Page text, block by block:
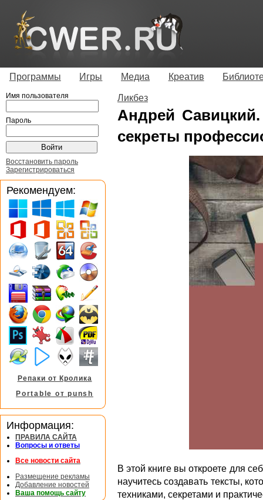
Программы Игры Медиа Креатив
Ликбез
Андрей
секреты
В этой книге вы откроете для
научитесь создавать тексты,
техниками, секретами и
Имя пользователя
Пароль
Восстановить пароль
Зарегистрироваться
Рекомендуем:
Репаки от Кролика
Portable от punsh
Информация:
ПРАВИЛА САЙТА
Вопросы и ответы
Все новости сайта
Размещение рекламы
Добавление новостей
Ваша помощь сайту